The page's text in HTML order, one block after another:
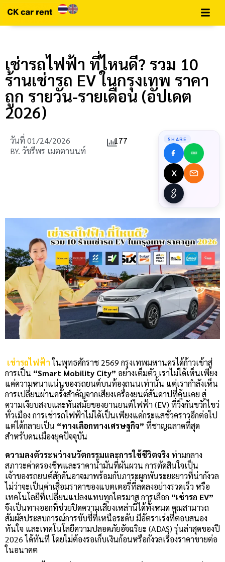
เช่ารถไฟฟ้า ที่ไหนดี? รวม 10
ร้านเช่ารถ EV ในกรุงเทพ ราคา
ถูก รายวัน-รายเดือน (อัปเดต
2026)
วันที่ 01/24/2026
BY. วัชรีพร เมตตานนท์
177 SHARE
LINE
เช่ารถไฟฟ้า ในพุทธศักราช 2569 กรุงเทพมหานครได้ก้าวเข้าสู่
การเป็น “Smart Mobility City” อย่างเต็มตัว เราไม่ได้เห็นเพียง
แค่ความหนาแน่นของรถยนต์บนท้องถนนเท่านั้น แต่เรากำลังเห็น
การเปลี่ยนผ่านครั้งสำคัญจากเสียงเครื่องยนต์สันดาปที่คุ้นเคย สู่
ความเงียบสงบและทันสมัยของยานยนต์ไฟฟ้า (EV) ที่วิ่งกันขวักไขว่
ทั่วเมือง การเช่ารถไฟฟ้าไม่ได้เป็นเพียงแค่กระแสชั่วคราวอีกต่อไป
แต่ได้กลายเป็น “ทางเลือกทางเศรษฐกิจ” ที่ชาญฉลาดที่สุด
สำหรับคนเมืองยุคปัจจุบัน
ความลงตัวระหว่างนวัตกรรมและการใช้ชีวิตจริง ท่ามกลาง
สภาวะค่าครองชีพและราคาน้ำมันที่ผันผวน การตัดสินใจเป็น
เจ้าของรถยนต์สักคันอาจมาพร้อมกับภาระผูกพันระยะยาวที่น่ากังวล
ไม่ว่าจะเป็นค่าเสื่อมราคาของแบตเตอรี่ที่ลดลงอย่างรวดเร็ว หรือ
เทคโนโลยีที่เปลี่ยนแปลงแทบทุกไตรมาส การเลือก “เช่ารถ EV”
จึงเป็นทางออกที่ช่วยปิดความเสี่ยงเหล่านี้ได้ทั้งหมด คุณสามารถ
สัมผัสประสบการณ์การขับขี่ที่เหนือระดับ มีอัตราเร่งที่ตอบสนอง
ทันใจ และเทคโนโลยีความปลอดภัยอัจฉริยะ (ADAS) รุ่นล่าสุดของปี
2026 ได้ทันที โดยไม่ต้องรอเก็บเงินก้อนหรือกังวลเรื่องราคาขายต่อ
ในอนาคต